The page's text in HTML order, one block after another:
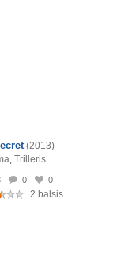
(2013)
, Trilleris
0 0
2 balsis